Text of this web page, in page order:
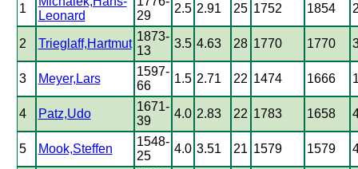
1
Leonard
29
2.5 2.91 25 1752 1854
2 Trieglaff,Hartmut
1873-
13
3.5 4.63 28 1770 1770
3 Meyer,Lars
1597-
66
1.5 2.71 22 1474 1666
4 Patz,Udo
1671-
39
4.0 2.83 22 1783 1658
5 Mook,Steffen
1548-
25
4.0 3.51 21 1579 1579